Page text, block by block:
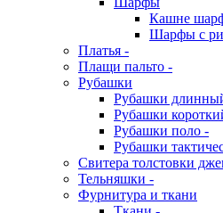
Кашне
Шарфы с
Платья -
Плащи пальто -
Рубашки
Рубашки
Рубашки
Рубашки поло -
Рубашки
Свитера толстовки
Тельняшки -
Фурнитура и ткани